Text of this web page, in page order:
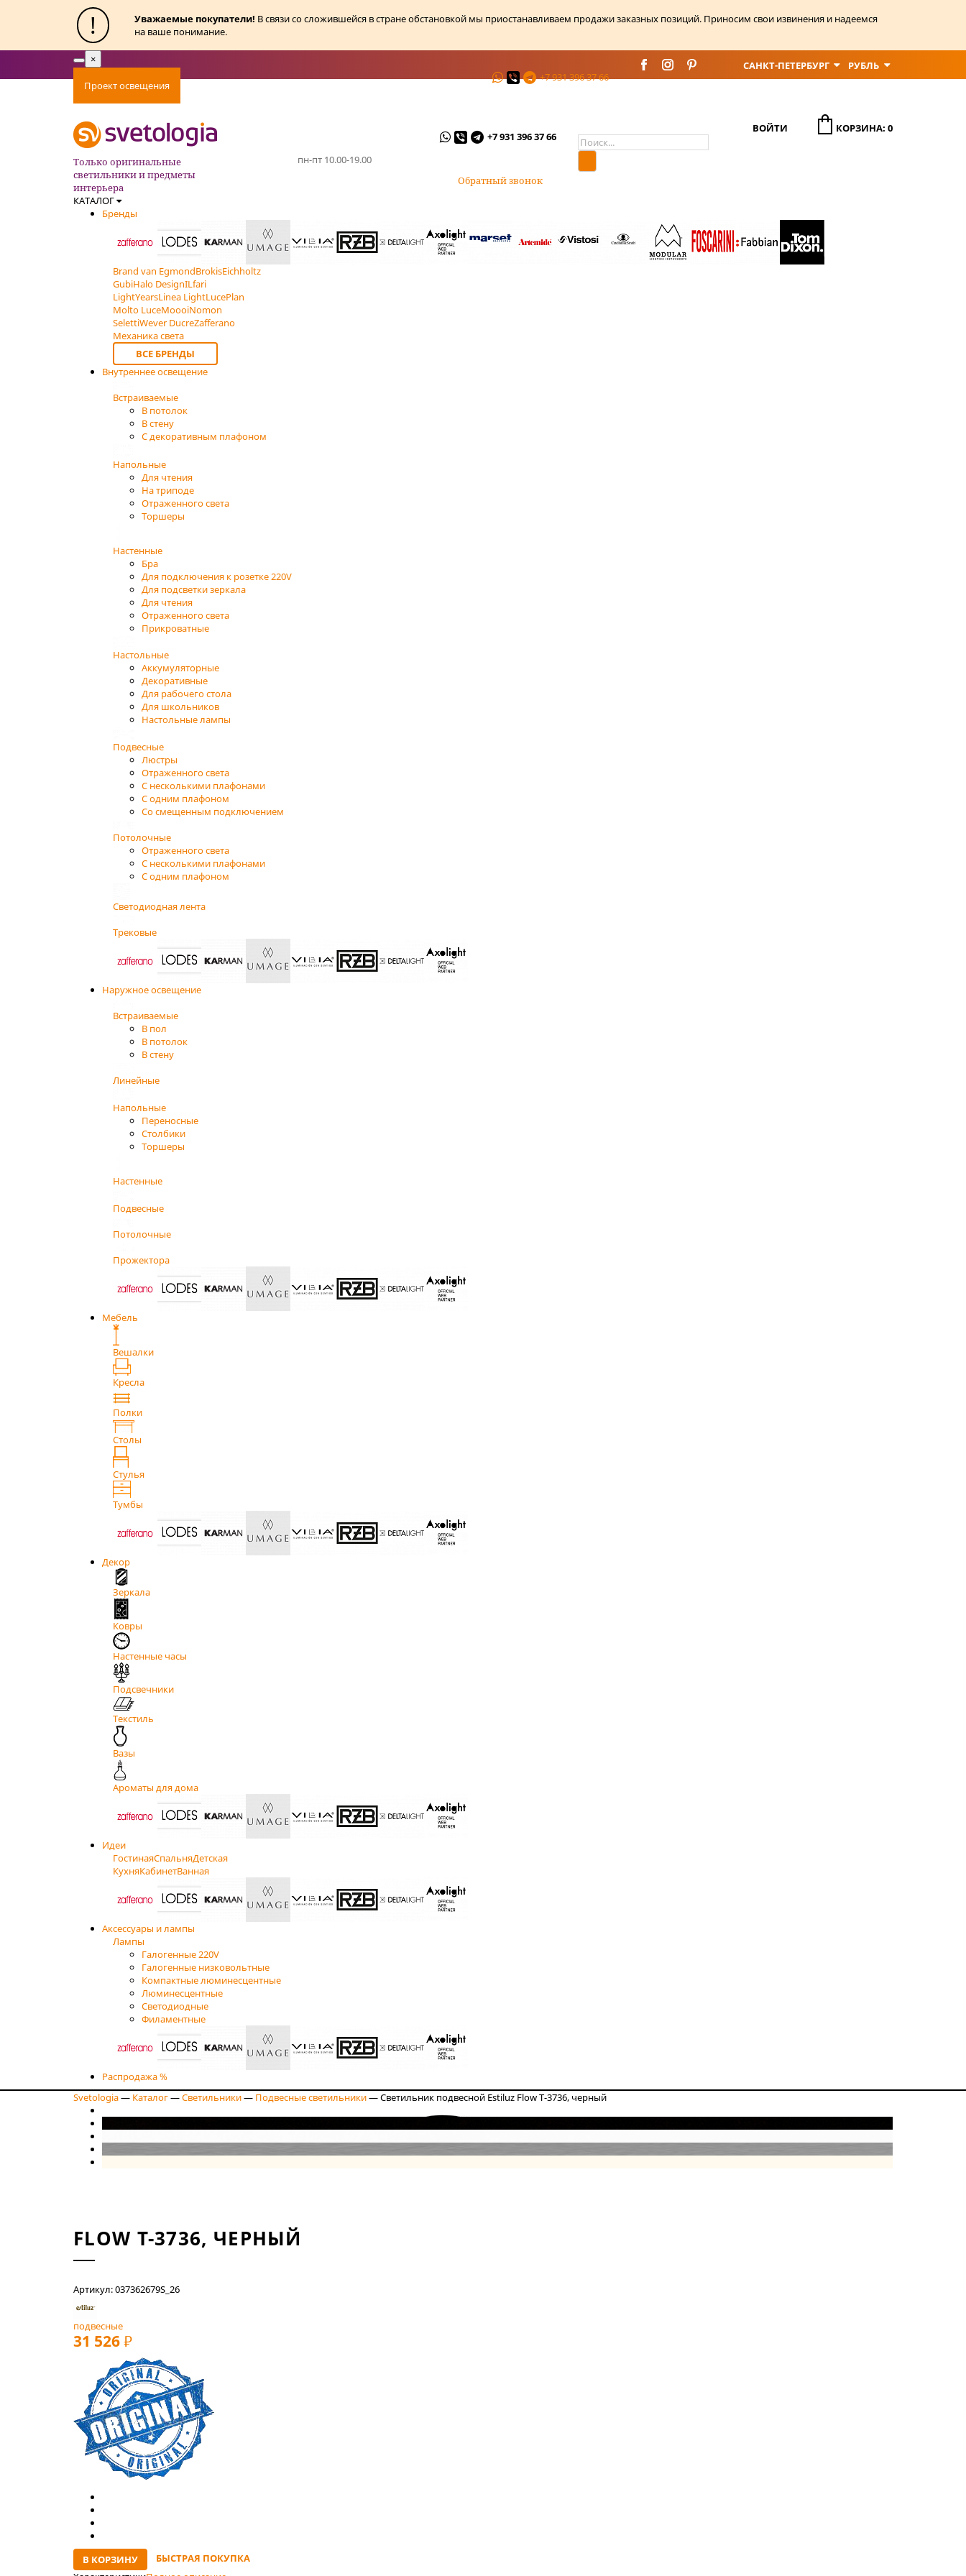
! Уважаемые покупатели! В связи со сложившейся в стране обстановкой мы приостанавливаем продажи заказных позиций. Приносим свои извинения и надеемся
на ваше понимание.
Toggle
×
Проект освещения
+7 931 396 37 66
САНКТ-ПЕТЕРБУРГ РУБЛЬ
Только оригинальные
светильники и предметы
интерьера
пн-пт 10.00-19.00
+7 931 396 37 66
Обратный звонок
ВОЙТИ КОРЗИНА: 0
КАТАЛОГ
Бренды
Brand van EgmondBrokisEichholtz
GubiHalo DesignILfari
LightYearsLinea LightLucePlan
Molto LuceMoooiNomon
SelettiWever DucreZafferano
Механика света
ВСЕ БРЕНДЫ
Внутреннее освещение
Встраиваемые
В потолок
В стену
С декоративным плафоном
Напольные
Для чтения
На триподе
Отраженного света
Торшеры
Настенные
Бра
Для подключения к розетке 220V
Для подсветки зеркала
Для чтения
Отраженного света
Прикроватные
Настольные
Аккумуляторные
Декоративные
Для рабочего стола
Для школьников
Настольные лампы
Подвесные
Люстры
Отраженного света
С несколькими плафонами
С одним плафоном
Со смещенным подключением
Потолочные
Отраженного света
С несколькими плафонами
С одним плафоном
Светодиодная лента
Трековые
Наружное освещение
Встраиваемые
В пол
В потолок
В стену
Линейные
Напольные
Переносные
Столбики
Торшеры
Настенные
Подвесные
Потолочные
Прожектора
Мебель
Вешалки
Кресла
Полки
Столы
Стулья
Тумбы
Декор
Зеркала
Ковры
Настенные часы
Подсвечники
Текстиль
Вазы
Ароматы для дома
Идеи
ГостинаяСпальняДетская
КухняКабинетВанная
Аксессуары и лампы
Лампы
Галогенные 220V
Галогенные низковольтные
Компактные люминесцентные
Люминесцентные
Светодиодные
Филаментные
Распродажа %
Svetologia— Каталог—Светильники— Подвесные светильники—Светильник подвесной Estiluz Flow T-3736, черный
FLOW T-3736, ЧЕРНЫЙ
Артикул: 037362679S_26
подвесные
31 526 РУБ
В КОРЗИНУ
БЫСТРАЯ ПОКУПКА